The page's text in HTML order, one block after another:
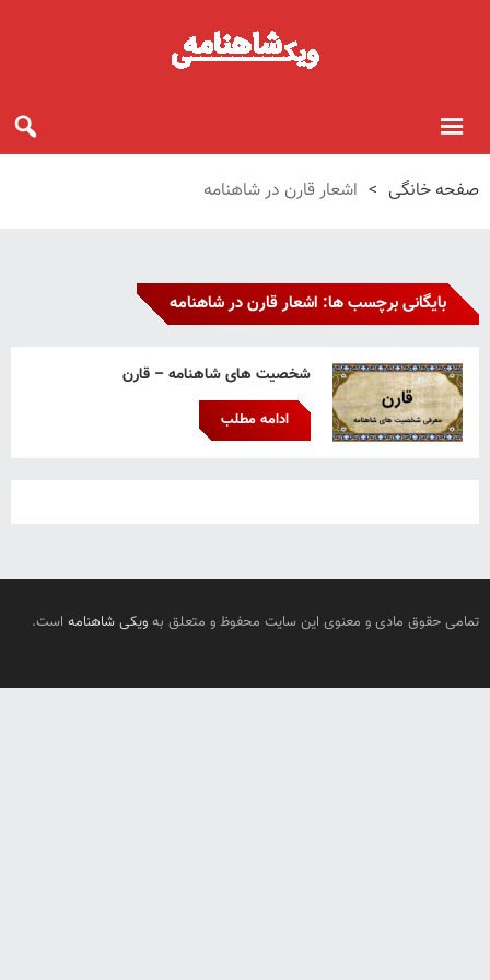
صفحه خانگی > اشعار قارن در شاهنامه
بایگانی برچسب ها: اشعار قارن در شاهنامه
شخصیت های شاهنامه – قارن
ادامه مطلب
تمامی حقوق مادی و معنوی این سایت محفوظ و متعلق به ویکی شاهنامه است.